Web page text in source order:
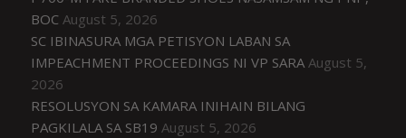
BOC August 5, 2026
SC IBINASURA MGA PETISYON LABAN SA
IMPEACHMENT PROCEEDINGS NI VP SARA August 5,
2026
RESOLUSYON SA KAMARA INIHAIN BILANG
PAGKILALA SA SB19 August 5, 2026